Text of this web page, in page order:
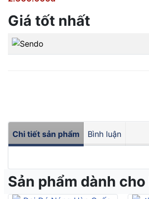
Giá tốt nhất
Chi tiết sản phẩm Bình luận
Sản phẩm dành cho